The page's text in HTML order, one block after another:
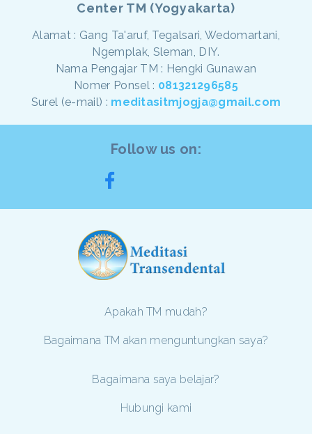
Center TM (Yogyakarta)
Alamat : Gang Ta'aruf, Tegalsari, Wedomartani,
Ngemplak, Sleman, DIY.
Nama Pengajar TM : Hengki Gunawan
Nomer Ponsel : 081321296585
Surel (e-mail) : meditasitmjogja@gmail.com
Follow us on:
Apakah TM mudah?
Bagaimana TM akan menguntungkan saya?
Bagaimana saya belajar?
Hubungi kami